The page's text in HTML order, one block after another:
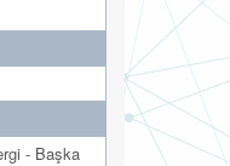
- Başka